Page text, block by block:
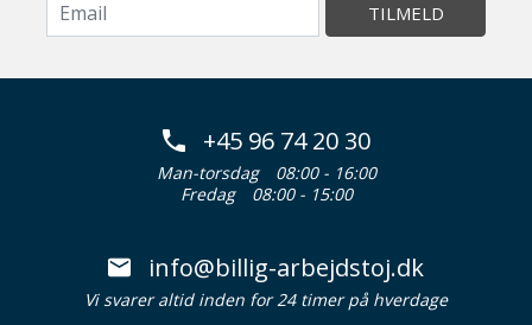
TILMELD
+45 96 74 20 30
Man-torsdag
08:00 - 16:00
Fredag
08:00 - 15:00
info@billig-arbejdstoj.dk
Vi svarer altid inden for 24 timer på hverdage